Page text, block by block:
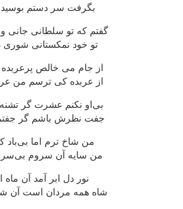
بگرفت سر دستم
گفتم كه تو سلطانی جانی
تو خود نمكستانی شوری
از جام می خالص
از عربده كی ترسم من
بی‌او نكنم عشرت گر
جفت نظرش باشم گر
من شاخ ترم اما بی‌باد
من سایه آن سروم
نور دل ابر آمد آن ماه
شاه همه مردان است آن